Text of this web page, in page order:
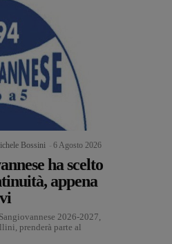
Bossini 6 Agosto 2026
ha scelto
appena
2026-2027,
prenderà parte al